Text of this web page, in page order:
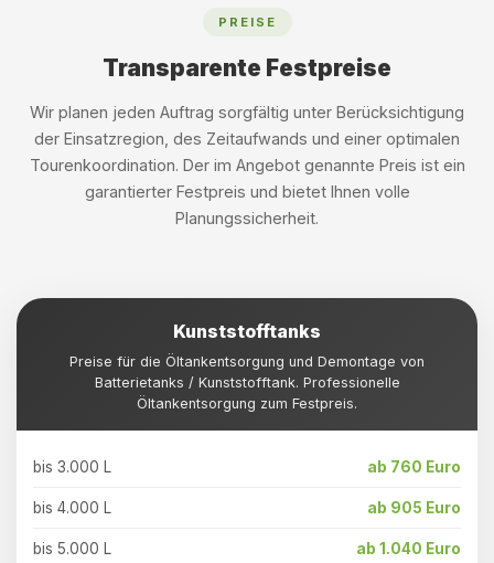
PREISE
Transparente Festpreise
Wir planen jeden Auftrag sorgfältig unter Berücksichtigung
der Einsatzregion, des Zeitaufwands und einer optimalen
Tourenkoordination. Der im Angebot genannte Preis ist ein
garantierter Festpreis und bietet Ihnen volle
Planungssicherheit.
Kunststofftanks
Preise für die Öltankentsorgung und Demontage von
Batterietanks / Kunststofftank. Professionelle
Öltankentsorgung zum Festpreis.
bis 3.000 L ab 760 Euro
bis 4.000 L ab 905 Euro
bis 5.000 L ab 1.040 Euro